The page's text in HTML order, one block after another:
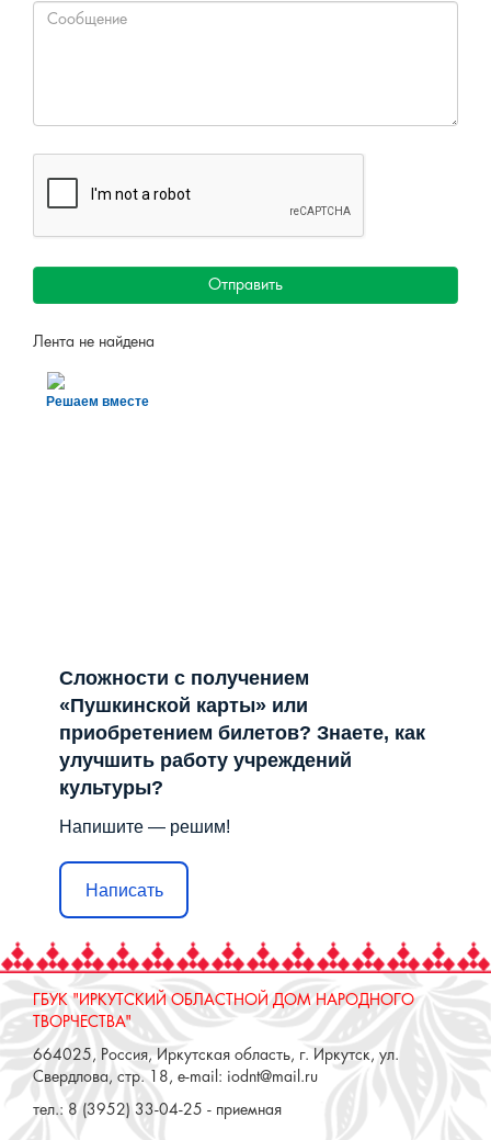
Отправить
Лента не найдена
Решаем вместе
Сложности с получением
«Пушкинской карты» или
приобретением билетов? Знаете, как
улучшить работу учреждений
культуры?
Напишите — решим!
Написать
ГБУК "ИРКУТСКИЙ ОБЛАСТНОЙ ДОМ НАРОДНОГО
ТВОРЧЕСТВА"
664025, Россия, Иркутская область, г. Иркутск, ул.
Свердлова, стр. 18, e-mail: iodnt@mail.ru
тел.: 8 (3952) 33-04-25 - приемная